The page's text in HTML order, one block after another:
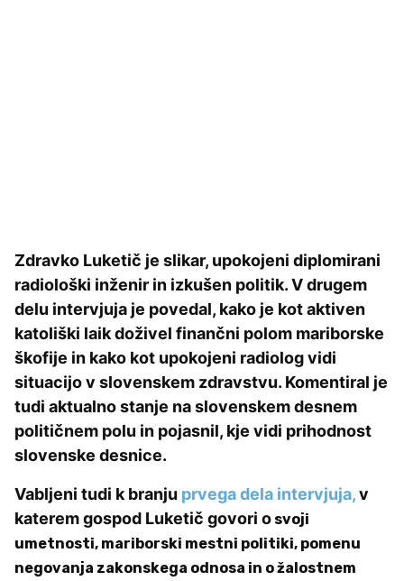
Zdravko Luketič je slikar, upokojeni diplomirani
radiološki inženir in izkušen politik. V drugem
delu intervjuja je povedal, kako je kot aktiven
katoliški laik doživel finančni polom mariborske
škofije in kako kot upokojeni radiolog vidi
situacijo v slovenskem zdravstvu. Komentiral je
tudi aktualno stanje na slovenskem desnem
političnem polu in pojasnil, kje vidi prihodnost
slovenske desnice.
Vabljeni tudi k branju prvega dela intervjuja,v
katerem gospod Luketič govori o svoji
umetnosti, mariborski mestni politiki, pomenu
negovanja zakonskega odnosa in o žalostnem